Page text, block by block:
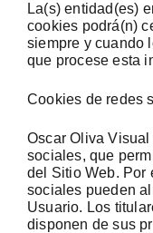
La(s) entidad(es)
cookies podrá(n)
siempre y cuando
que procese esta
Cookies de redes
Oscar Oliva
sociales, que
del Sitio Web. Por
sociales pueden
Usuario. Los
disponen de sus